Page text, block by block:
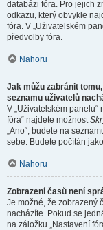
databázi fóra. Pro jejich
odkazu, který obvykle
fóra. V „Uživatelském
předvolby fóra.
Nahoru
Jak můžu zabránit
seznamu uživatelů
V „Uživatelském panelu“
fóra“ najdete možnost
„Ano“, budete na
sebe. Budete počítán
Nahoru
Zobrazení časů není
Je možné, že zobrazený
nacházíte. Pokud se
na záložku „Nastavení